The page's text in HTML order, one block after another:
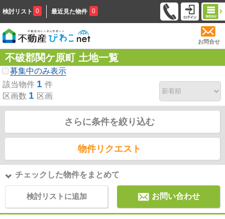
検討リスト 0 最近見た物件 0
お問合せ
不破郡関ケ原町 土地一覧
募集中のみ表示
該当物件 1 件
区画数 1 区画
さらに条件を絞り込む
物件リクエスト
チェックした物件をまとめて
検討リストに追加 お問い合わせ